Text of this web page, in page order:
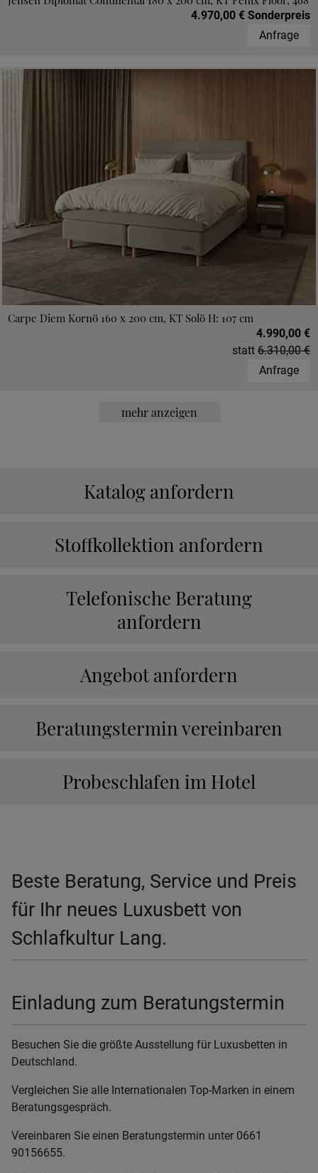
4.970,00 € Sonderpreis
Anfrage
Carpe Diem Kornö 160 x 200 cm, KT Solö H: 107 cm
4.990,00 €
statt 6.310,00 €
Anfrage
mehr anzeigen
Katalog anfordern
Stoffkollektion anfordern
Telefonische Beratung
anfordern
Angebot anfordern
Beratungstermin vereinbaren
Probeschlafen im Hotel
Beste Beratung, Service und Preis
für Ihr neues Luxusbett von
Schlafkultur Lang.
Einladung zum Beratungstermin
Besuchen Sie die größte Ausstellung für Luxusbetten in
Deutschland.
Vergleichen Sie alle Internationalen Top-Marken in einem
Beratungsgespräch.
Vereinbaren Sie einen Beratungstermin unter 0661
90156655.